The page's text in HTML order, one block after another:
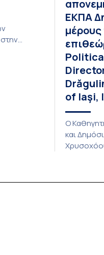
ΕΚΠΑ
μέρους
of Iaşi,
Ο
και